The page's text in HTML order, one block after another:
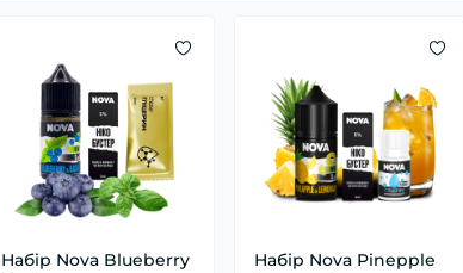
Набір Nova Blueberry
Набір Nova Pinepple